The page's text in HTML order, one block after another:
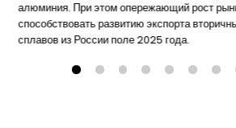
алюминия. При этом опережающий рост
способствовать развитию экспорта
сплавов из России поле 2025 года.